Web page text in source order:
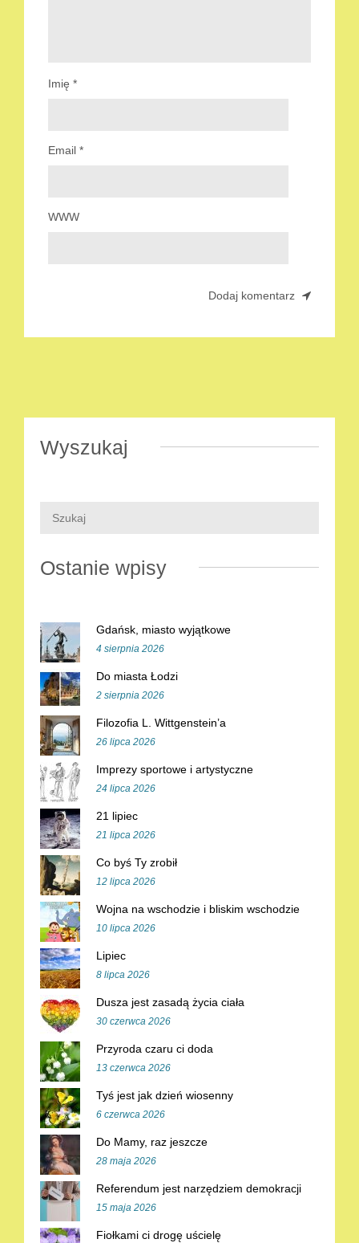
Imię *
Email *
WWW
Wyszukaj
Ostanie wpisy
Gdańsk, miasto wyjątkowe
4 sierpnia 2026
Do miasta Łodzi
2 sierpnia 2026
Filozofia L. Wittgenstein’a
26 lipca 2026
Imprezy sportowe i artystyczne
24 lipca 2026
21 lipiec
21 lipca 2026
Co byś Ty zrobił
12 lipca 2026
Wojna na wschodzie i bliskim wschodzie
10 lipca 2026
Lipiec
8 lipca 2026
Dusza jest zasadą życia ciała
30 czerwca 2026
Przyroda czaru ci doda
13 czerwca 2026
Tyś jest jak dzień wiosenny
6 czerwca 2026
Do Mamy, raz jeszcze
28 maja 2026
Referendum jest narzędziem demokracji
15 maja 2026
Fiołkami ci drogę uścielę